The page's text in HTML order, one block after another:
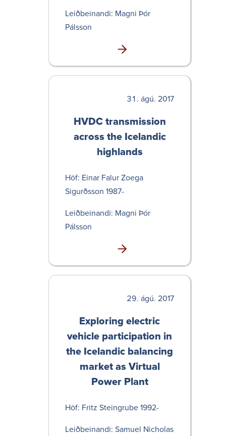
Leið­bein­andi: Magni Þór
Pálsson
ágú. 2017
HVDC transmission
across the Icelandic
high­lands
Höf: Einar Falur Zoega
Sigurðsson 1987-
Leið­bein­andi: Magni Þór
Pálsson
ágú. 2017
Exploring electric
vehicle participation in
the Icelandic balancing
market as Virtual
Power Plant
Höf: Fritz Stein­grube 1992-
Leið­bein­andi: Samuel Nicholas